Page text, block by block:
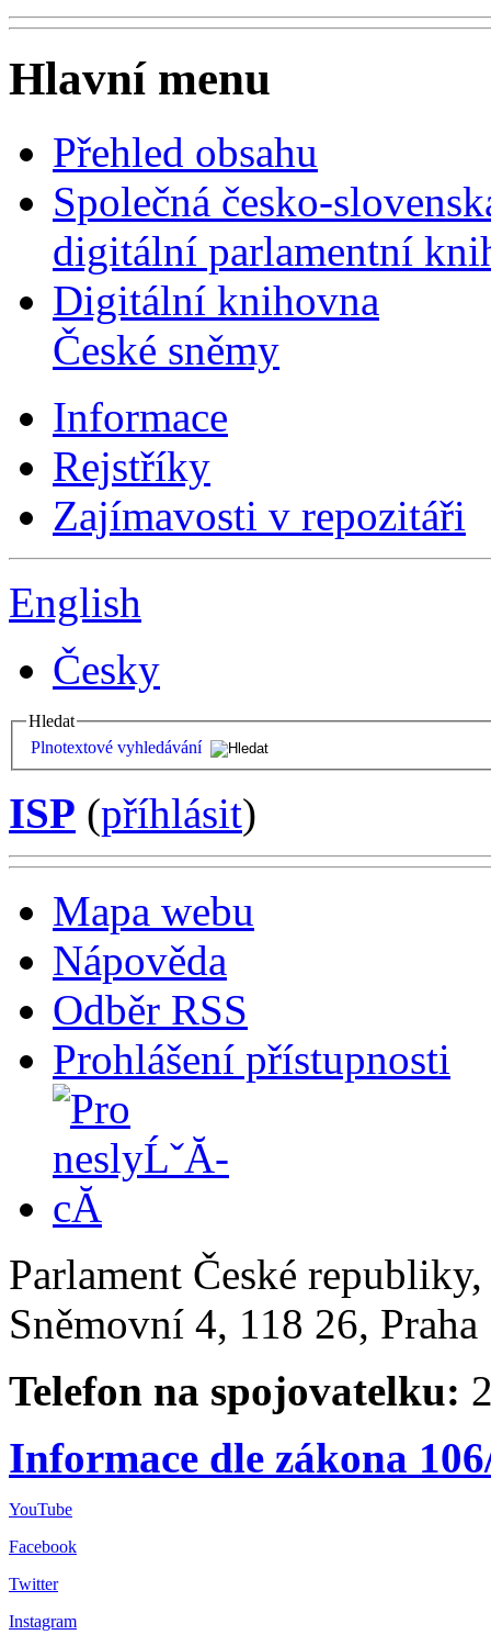
Hlavní menu
Přehled obsahu
Společná česko-
digitální parlamentní
Digitální knihovna
České sněmy
Informace
Rejstříky
Zajímavosti v repozitáři
English
Česky
Hledat
Plnotextové vyhledávání
ISP (příhlásit)
Mapa webu
Nápověda
Odběr RSS
Prohlášení přístupnosti
Parlament České
Sněmovní 4, 118 26,
Telefon na spojovatelku:
Informace dle zákona
YouTube
Facebook
Twitter
Instagram